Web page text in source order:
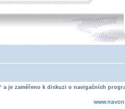
je zaměřeno k diskuzi o navigačních